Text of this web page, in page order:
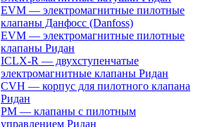
EVM — электромагнитные пилотные
клапаны Данфосс (Danfoss)
EVM — электромагнитные пилотные
клапаны Ридан
ICLX-R — двухступенчатые
электромагнитные клапаны Ридан
CVH — корпус для пилотного клапана
Ридан
PM — клапаны с пилотным
управлением Ридан